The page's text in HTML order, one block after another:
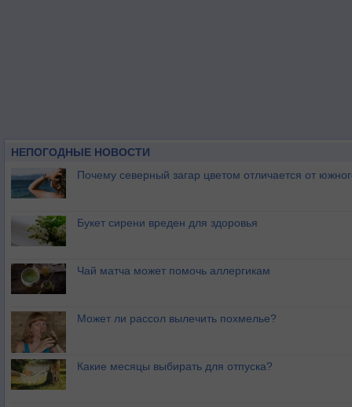
НЕПОГОДНЫЕ НОВОСТИ
Почему северный загар цветом отличается от
Букет сирени вреден для здоровья
Чай матча может помочь аллергикам
Может ли рассол вылечить похмелье?
Какие месяцы выбирать для отпуска?